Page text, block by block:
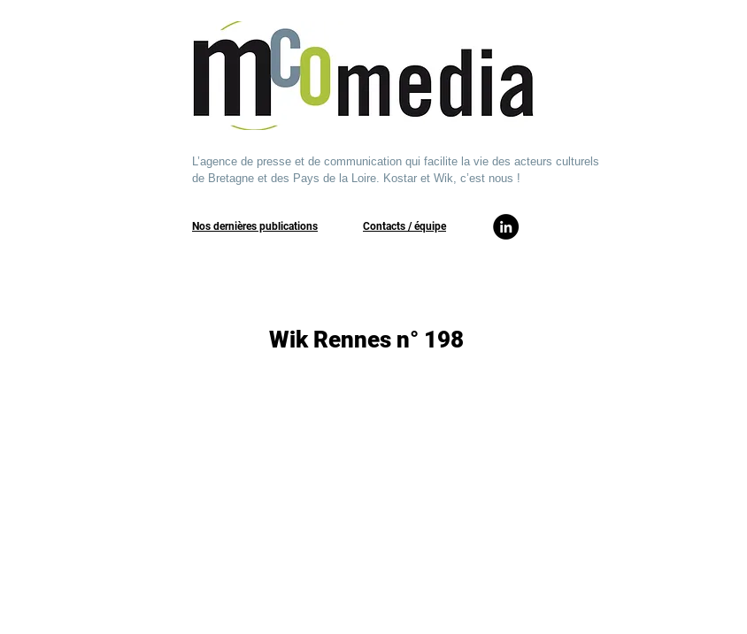
L’agence de presse et de communication qui facilite la vie des acteurs culturels
de Bretagne et des Pays de la Loire. Kostar et Wik, c’est nous !
Nos dernières publications ​Contacts / équipe​
Wik Rennes n° 198